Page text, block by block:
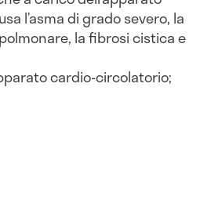
l’asma di grado severo, la
la fibrosi cistica e
cardio-circolatorio;